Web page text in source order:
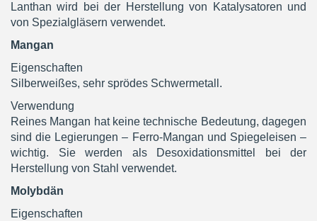
Lanthan wird bei der Herstellung von Katalysatoren und
von Spezialgläsern verwendet.
Mangan
Eigenschaften
Silberweißes, sehr sprödes Schwermetall.
Verwendung
Reines Mangan hat keine technische Bedeutung, dagegen
sind die Legierungen – Ferro-Mangan und Spiegeleisen –
wichtig. Sie werden als Desoxidationsmittel bei der
Herstellung von Stahl verwendet.
Molybdän
Eigenschaften